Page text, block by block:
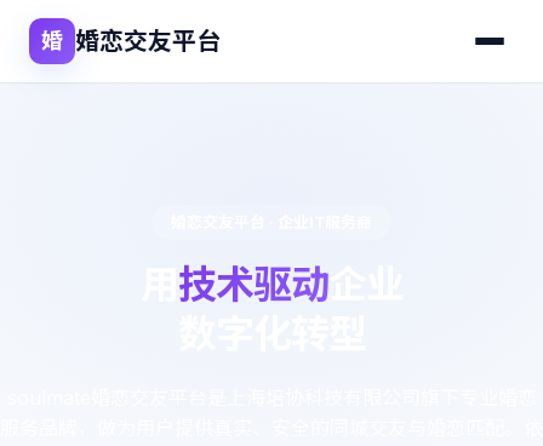
婚 婚恋交友平台
技术驱动企业